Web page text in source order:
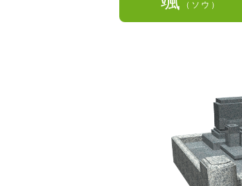
（ソウ）